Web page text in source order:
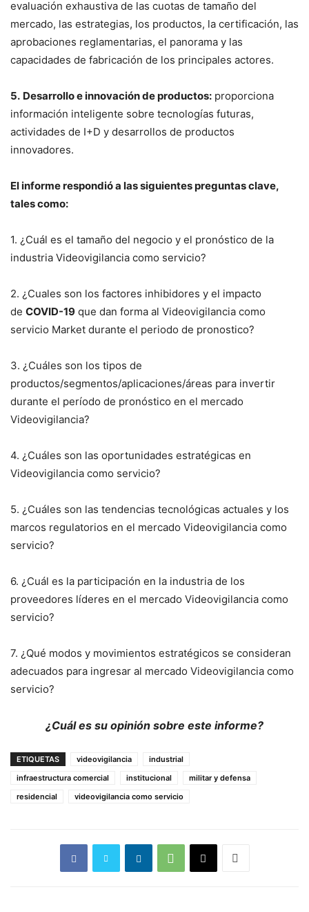
evaluación exhaustiva de las cuotas de tamaño del
mercado, las estrategias, los productos, la certificación, las
aprobaciones reglamentarias, el panorama y las
capacidades de fabricación de los principales actores.
5. Desarrollo e innovación de productos: proporciona
información inteligente sobre tecnologías futuras,
actividades de I+D y desarrollos de productos
innovadores.
El informe respondió a las siguientes preguntas clave,
tales como:
1. ¿Cuál es el tamaño del negocio y el pronóstico de la
industria Videovigilancia como servicio?
2. ¿Cuales son los factores inhibidores y el impacto
de COVID-19 que dan forma al Videovigilancia como
servicio Market durante el periodo de pronostico?
3. ¿Cuáles son los tipos de
productos/segmentos/aplicaciones/áreas para invertir
durante el período de pronóstico en el mercado
Videovigilancia?
4. ¿Cuáles son las oportunidades estratégicas en
Videovigilancia como servicio?
5. ¿Cuáles son las tendencias tecnológicas actuales y los
marcos regulatorios en el mercado Videovigilancia como
servicio?
6. ¿Cuál es la participación en la industria de los
proveedores líderes en el mercado Videovigilancia como
servicio?
7. ¿Qué modos y movimientos estratégicos se consideran
adecuados para ingresar al mercado Videovigilancia como
servicio?
¿Cuál es su opinión sobre este informe?
ETIQUETAS videovigilancia
industrial
infraestructura comercial
institucional
militar y defensa
residencial
videovigilancia como servicio